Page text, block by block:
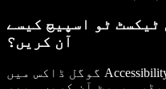
ٹو اسپیچ کیسے
آن کریں؟
گوگل ڈاکس میں Accessibility سیٹنگز میں جا کر اسکرین